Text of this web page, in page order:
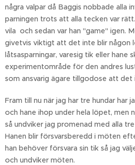
några valpar då Baggis nobbade alla
parningen trots att alla tecken var
vila och sedan var han "game" igen.
givetvis viktigt att det inte blir någon
låtsasparningar, varesig tik eller hane
experimentområde för den andres
som ansvarig ägare tillgodose att det
Fram till nu när jag har tre hundar har
och hane ihop under hela löpet, men
så undviker jag promenad med alla
Hanen blir försvarsberedd i möten
han behöver försvara sin tik så jag
och undviker möten.